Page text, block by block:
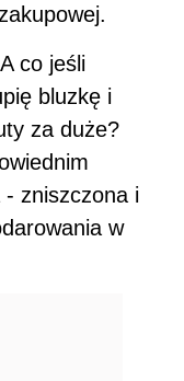
co jeśli
bluzkę i
za duże?
zniszczona i
w